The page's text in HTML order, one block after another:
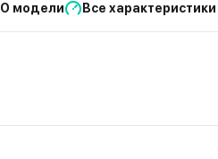
О модели Все характеристики